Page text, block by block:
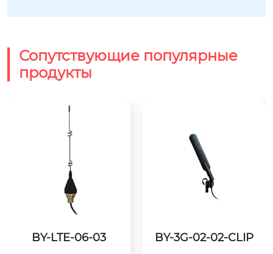
Сопутствующие популярные
продукты
BY-LTE-06-03 BY-3G-02-02-CLIP